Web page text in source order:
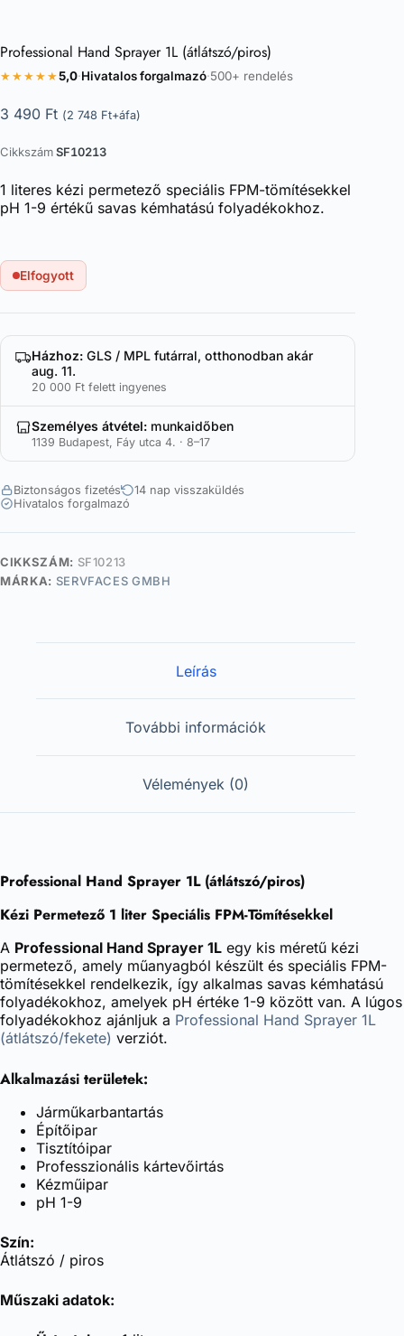
Professional Hand Sprayer 1L (átlátszó/piros)
★★★★★5,0·Hivatalos forgalmazó·500+ rendelés
3 490 Ft (2 748 Ft+áfa)
CikkszámSF10213
1 literes kézi permetező speciális FPM-tömítésekkel
pH 1-9 értékű savas kémhatású folyadékokhoz.
Elfogyott
Házhoz: GLS / MPL futárral, otthonodban akár
aug. 11.
20 000 Ft felett ingyenes
Személyes átvétel: munkaidőben
1139 Budapest, Fáy utca 4. · 8–17
Biztonságos fizetés
14 nap visszaküldés
Hivatalos forgalmazó
CIKKSZÁM: SF10213
MÁRKA: SERVFACES GMBH
Leírás
További információk
Vélemények (0)
Professional Hand Sprayer 1L (átlátszó/piros)
Kézi Permetező 1 liter Speciális FPM-Tömítésekkel
A Professional Hand Sprayer 1L egy kis méretű kézi
permetező, amely műanyagból készült és speciális FPM-
tömítésekkel rendelkezik, így alkalmas savas kémhatású
folyadékokhoz, amelyek pH értéke 1-9 között van. A lúgos
folyadékokhoz ajánljuk a Professional Hand Sprayer 1L
(átlátszó/fekete) verziót.
Alkalmazási területek:
Járműkarbantartás
Építőipar
Tisztítóipar
Professzionális kártevőirtás
Kézműipar
pH 1-9
Szín:
Átlátszó / piros
Műszaki adatok: